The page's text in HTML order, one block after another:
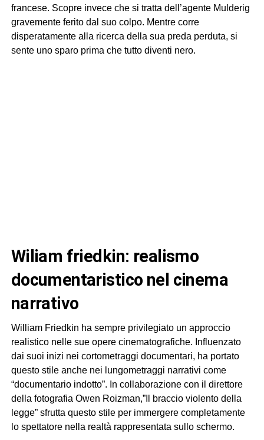
francese. Scopre invece che si tratta dell’agente Mulderig
gravemente ferito dal suo colpo. Mentre corre
disperatamente alla ricerca della sua preda perduta, si
sente uno sparo prima che tutto diventi nero.
wiliam friedkin: realismo
documentaristico nel cinema
narrativo
William Friedkin ha sempre privilegiato un approccio
realistico nelle sue opere cinematografiche. Influenzato
dai suoi inizi nei cortometraggi documentari, ha portato
questo stile anche nei lungometraggi narrativi come
“documentario indotto”. In collaborazione con il direttore
della fotografia Owen Roizman,”Il braccio violento della
legge” sfrutta questo stile per immergere completamente
lo spettatore nella realtà rappresentata sullo schermo.